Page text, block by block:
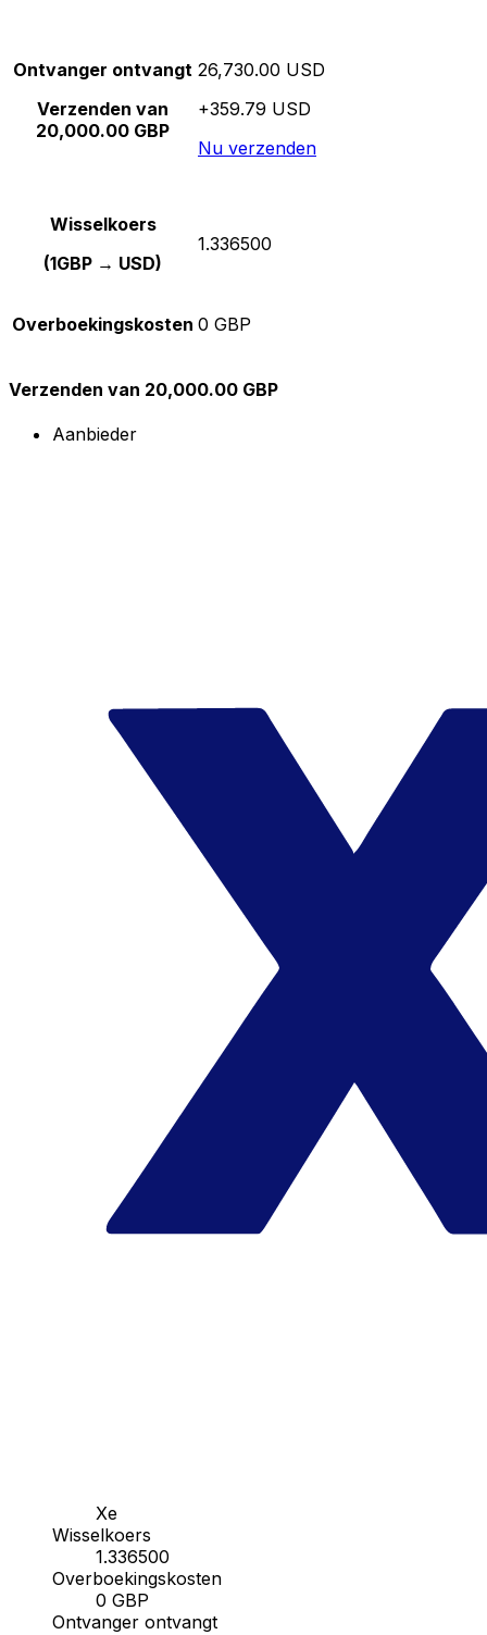
Ontvanger ontvangt
Verzenden van
20,000.00 GBP
26,730.00 USD
+359.79 USD
Nu verzenden
Wisselkoers
(1GBP → USD)
1.336500
Overboekingskosten 0 GBP
Verzenden van 20,000.00 GBP
Aanbieder
Xe
Wisselkoers
1.336500
Overboekingskosten
0 GBP
Ontvanger ontvangt